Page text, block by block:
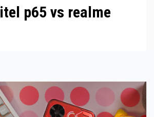
itel p65 vs realme